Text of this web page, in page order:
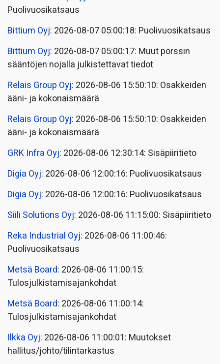
Puolivuosikatsaus
Bittium Oyj: 2026-08-07 05:00:18: Puolivuosikatsaus
Bittium Oyj: 2026-08-07 05:00:17: Muut pörssin
sääntöjen nojalla julkistettavat tiedot
Relais Group Oyj: 2026-08-06 15:50:10: Osakkeiden
ääni- ja kokonaismäärä
Relais Group Oyj: 2026-08-06 15:50:10: Osakkeiden
ääni- ja kokonaismäärä
GRK Infra Oyj: 2026-08-06 12:30:14: Sisäpiiritieto
Digia Oyj: 2026-08-06 12:00:16: Puolivuosikatsaus
Digia Oyj: 2026-08-06 12:00:16: Puolivuosikatsaus
Siili Solutions Oyj: 2026-08-06 11:15:00: Sisäpiiritieto
Reka Industrial Oyj: 2026-08-06 11:00:46:
Puolivuosikatsaus
Metsä Board: 2026-08-06 11:00:15:
Tulosjulkistamisajankohdat
Metsä Board: 2026-08-06 11:00:14:
Tulosjulkistamisajankohdat
Ilkka Oyj: 2026-08-06 11:00:01: Muutokset
hallitus/johto/tilintarkastus